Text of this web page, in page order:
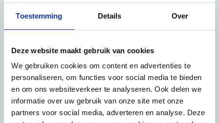
Toestemming Details Over
Deze website maakt gebruik van cookies
We gebruiken cookies om content en advertenties te
personaliseren, om functies voor social media te bieden
en om ons websiteverkeer te analyseren. Ook delen we
informatie over uw gebruik van onze site met onze
partners voor social media, adverteren en analyse. Deze
Tips
Tip 1:
Schrijf een duidelijke introductie en geef de volgende
informatie mee:
Ben je student, werkachtig of werkzoekend